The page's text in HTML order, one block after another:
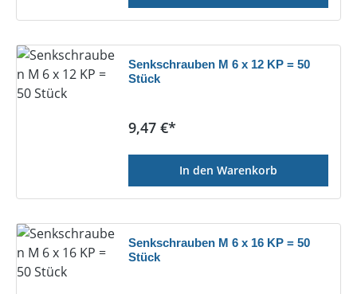
Senkschrauben M 6 x 12 KP = 50
Stück
Regulärer Preis:
9,47 €*
In den Warenkorb
Senkschrauben M 6 x 16 KP = 50
Stück